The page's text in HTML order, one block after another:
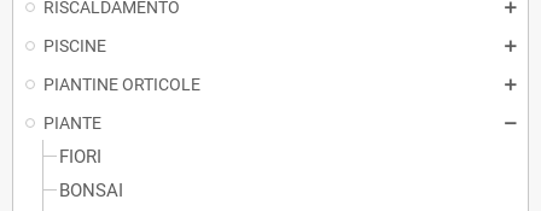
RISCALDAMENTO
PISCINE
PIANTINE ORTICOLE
PIANTE
FIORI
BONSAI